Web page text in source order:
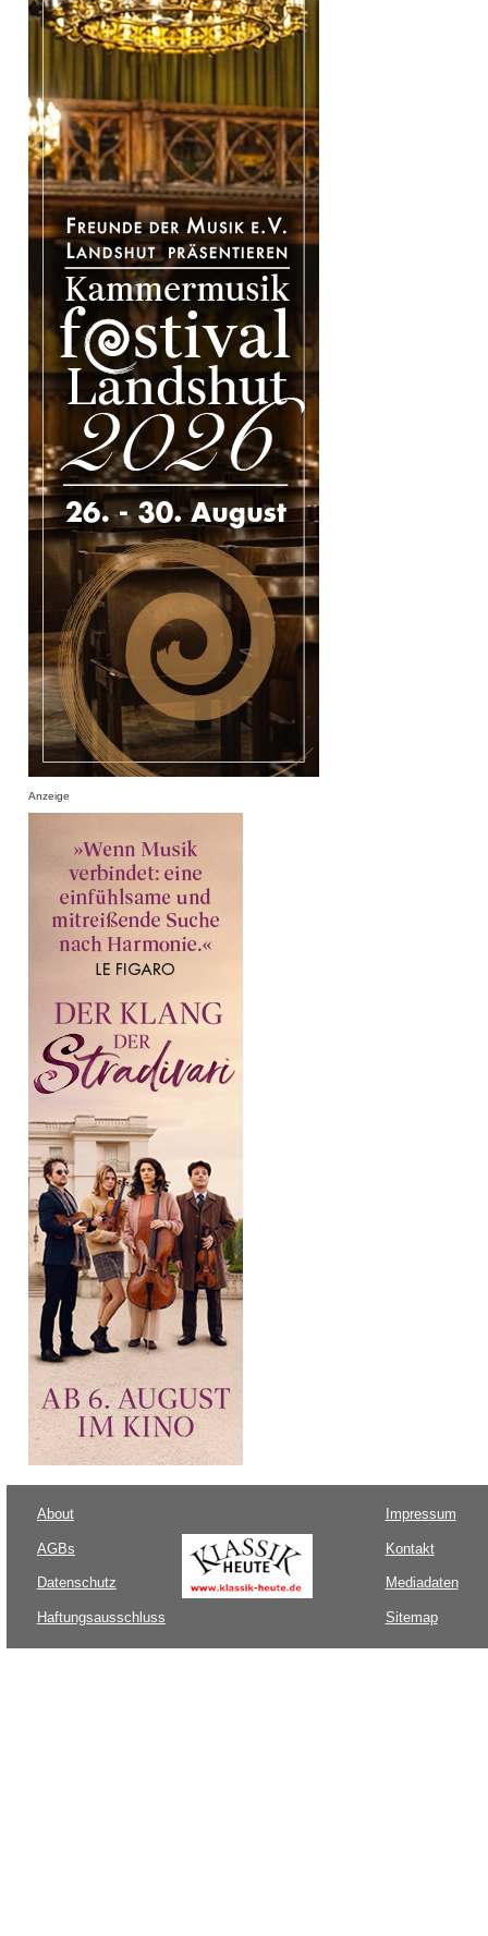
Anzeige
About
AGBs
Datenschutz
Haftungsausschluss
Impressum
Kontakt
Mediadaten
Sitemap